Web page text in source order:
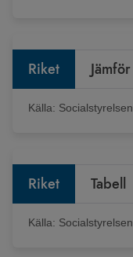
Riket Jämför
Källa: Socialstyrelsen
Riket Tabell
Källa: Socialstyrelsen